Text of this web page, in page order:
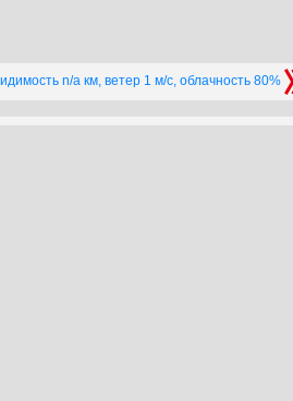
n/a км, ветер 1 м/с, облачность 80%